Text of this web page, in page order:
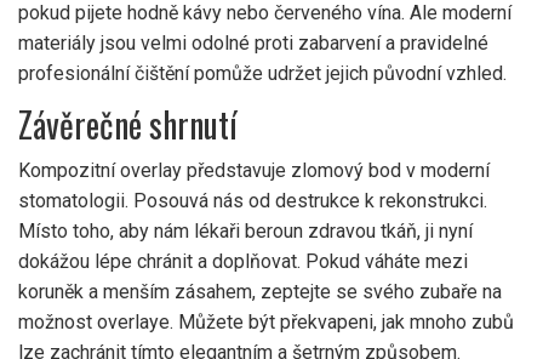
pokud pijete hodně kávy nebo červeného vína. Ale moderní
materiály jsou velmi odolné proti zabarvení a pravidelné
profesionální čištění pomůže udržet jejich původní vzhled.
Závěrečné shrnutí
Kompozitní overlay představuje zlomový bod v moderní
stomatologii. Posouvá nás od destrukce k rekonstrukci.
Místo toho, aby nám lékaři beroun zdravou tkáň, ji nyní
dokážou lépe chránit a doplňovat. Pokud váháte mezi
koruněk a menším zásahem, zeptejte se svého zubaře na
možnost overlaye. Můžete být překvapeni, jak mnoho zubů
lze zachránit tímto elegantním a šetrným způsobem.